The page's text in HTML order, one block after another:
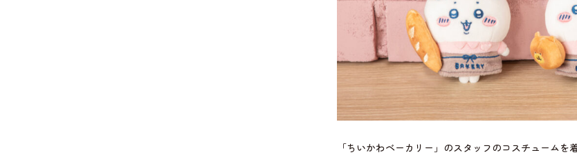
「ちいかわベーカリー」のスタッフのコスチューム